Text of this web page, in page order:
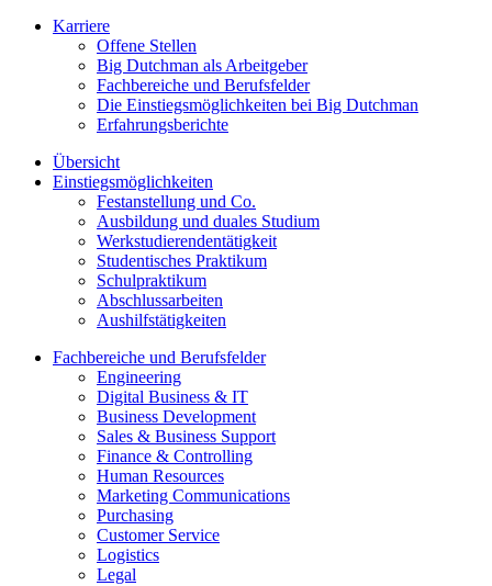
Karriere
Offene Stellen
Big Dutchman als Arbeitgeber
Fachbereiche und Berufsfelder
Die Einstiegsmöglichkeiten bei Big Dutchman
Erfahrungsberichte
Übersicht
Einstiegsmöglichkeiten
Festanstellung und Co.
Ausbildung und duales Studium
Werkstudierendentätigkeit
Studentisches Praktikum
Schulpraktikum
Abschlussarbeiten
Aushilfstätigkeiten
Fachbereiche und Berufsfelder
Engineering
Digital Business & IT
Business Development
Sales & Business Support
Finance & Controlling
Human Resources
Marketing Communications
Purchasing
Customer Service
Logistics
Legal